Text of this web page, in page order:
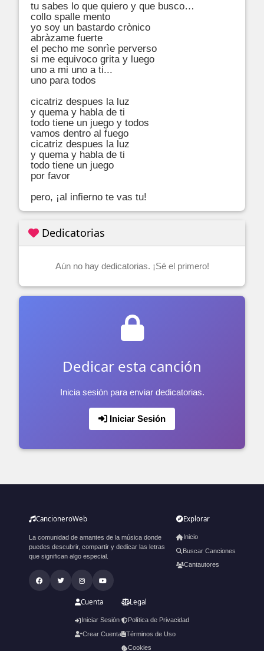
tu sabes lo que quiero y que busco…
collo spalle mento
yo soy un bastardo crònico
abràzame fuerte
el pecho me sonrìe perverso
si me equivoco grita y luego
uno a mi uno a ti...
uno para todos
cicatriz despues la luz
y quema y habla de ti
todo tiene un juego y todos
vamos dentro al fuego
cicatriz despues la luz
y quema y habla de ti
todo tiene un juego
por favor
pero, ¡al infierno te vas tu!
Dedicatorias
Aún no hay dedicatorias. ¡Sé el primero!
Dedicar esta canción
Inicia sesión para enviar dedicatorias.
Iniciar Sesión
CancioneroWeb
La comunidad de amantes de la música donde
puedes descubrir, compartir y dedicar las letras
que significan algo especial.
Explorar
Inicio
Buscar Canciones
Cantautores
Cuenta
Iniciar Sesión
Crear Cuenta
Legal
Política de Privacidad
Términos de Uso
Cookies